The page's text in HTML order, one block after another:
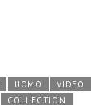
UOMO
VIDEO
COLLECTION